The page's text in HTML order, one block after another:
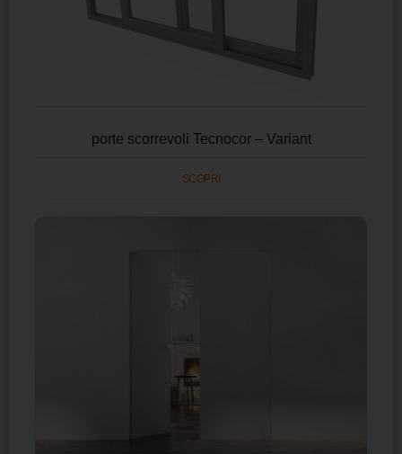
porte scorrevoli Tecnocor – Variant
SCOPRI